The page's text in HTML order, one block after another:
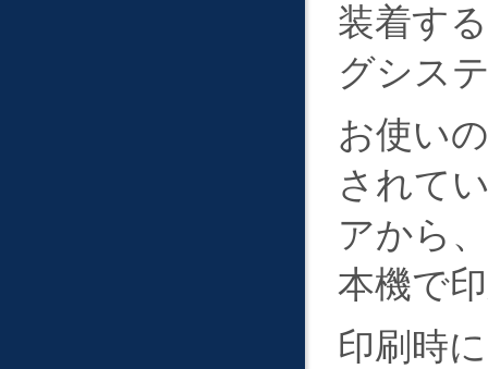
装着す
グシス
お使い
されて
アから
本機で
印刷時